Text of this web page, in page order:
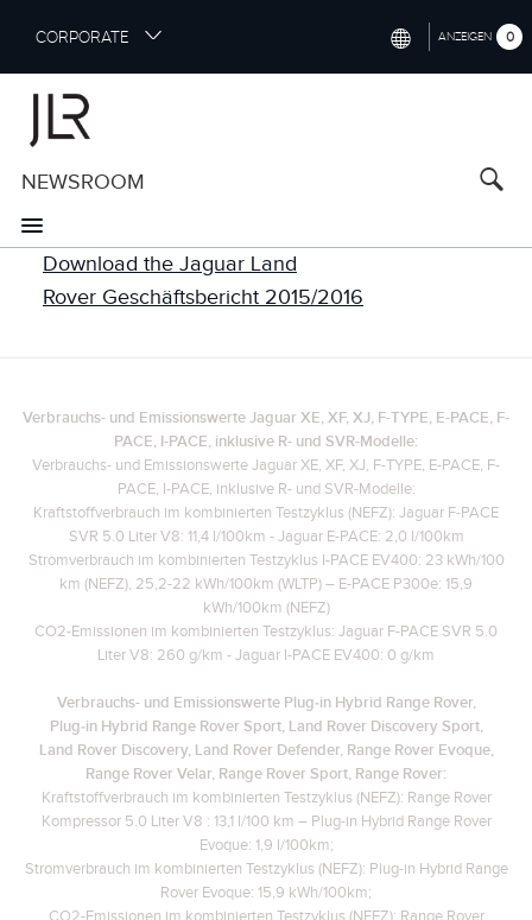
i
m
n
CORPORATE ANZEIGEN 0
NEWSROOM
Download the Jaguar Land
Rover Geschäftsbericht 2015/2016
Verbrauchs- und Emissionswerte Jaguar XE, XF, XJ, F-TYPE, E-PACE, F-
PACE, I-PACE, inklusive R- und SVR-Modelle:
Verbrauchs- und Emissionswerte Jaguar XE, XF, XJ, F-TYPE, E-PACE, F-
PACE, I-PACE, inklusive R- und SVR-Modelle:
Kraftstoffverbrauch im kombinierten Testzyklus (NEFZ): Jaguar F-PACE
SVR 5.0 Liter V8: 11,4 l/100km - Jaguar E-PACE: 2,0 l/100km
Stromverbrauch im kombinierten Testzyklus I-PACE EV400: 23 kWh/100
km (NEFZ), 25,2-22 kWh/100km (WLTP) – E-PACE P300e: 15,9
kWh/100km (NEFZ)
CO2-Emissionen im kombinierten Testzyklus: Jaguar F-PACE SVR 5.0
Liter V8: 260 g/km - Jaguar I-PACE EV400: 0 g/km
Verbrauchs- und Emissionswerte Plug‑in Hybrid Range Rover,
Plug‑in Hybrid Range Rover Sport, Land Rover Discovery Sport,
Land Rover Discovery, Land Rover Defender, Range Rover Evoque,
Range Rover Velar, Range Rover Sport, Range Rover:
Kraftstoffverbrauch im kombinierten Testzyklus (NEFZ): Range Rover
Kompressor 5.0 Liter V8 : 13,1 l/100 km – Plug-in Hybrid Range Rover
Evoque: 1,9 l/100km;
Stromverbrauch im kombinierten Testzyklus (NEFZ): Plug-in Hybrid Range
Rover Evoque: 15,9 kWh/100km;